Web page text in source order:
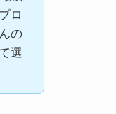
ロ
の
選